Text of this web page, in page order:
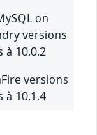
on
versions
à 10.0.2
versions
à 10.1.4